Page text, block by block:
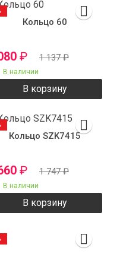
Кольцо 60
₽ 1 137₽
В наличии
В корзину
Кольцо SZK7415
₽ 1 747₽
В наличии
В корзину